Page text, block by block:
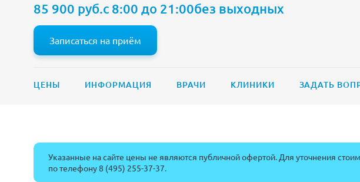
85 900 руб.с 8:00 до 21:00без выходных
Записаться на приём
ЦЕНЫ ИНФОРМАЦИЯ ВРАЧИ КЛИНИКИ ЗАДАТЬ
Указанные на сайте цены не являются публичной офертой. Для уточнения
по телефону8 (495) 255-37-37.